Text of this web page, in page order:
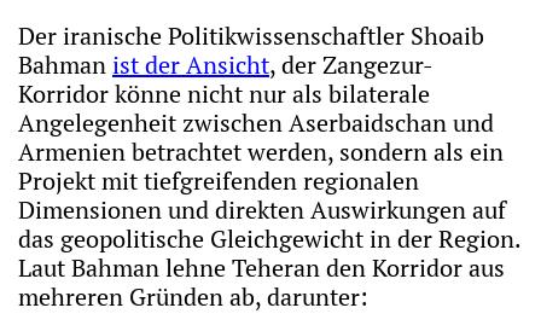
Der iranische Politikwissenschaftler Shoaib
Bahmanist der Ansicht, der Zangezur-
Korridor könne nicht nur als bilaterale
Angelegenheit zwischen Aserbaidschan und
Armenien betrachtet werden, sondern als ein
Projekt mit tiefgreifenden regionalen
Dimensionen und direkten Auswirkungen auf
das geopolitische Gleichgewicht in der Region.
Laut Bahman lehne Teheran den Korridor aus
mehreren Gründen ab, darunter: